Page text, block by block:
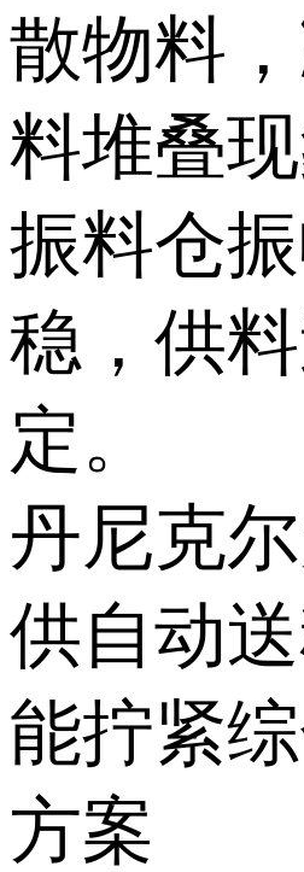
散物料
料堆叠
振料仓
稳，供
定。
丹尼克
供自动
能拧紧
方案